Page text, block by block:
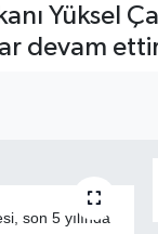
Yüksel
devam
son 5 yılında